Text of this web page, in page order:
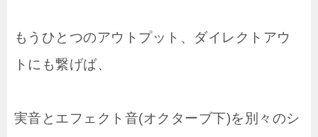
もうひとつのアウトプット、ダイレクトアウ
トにも繋げば、
実音とエフェクト音(オクターブ下)を別々のシ